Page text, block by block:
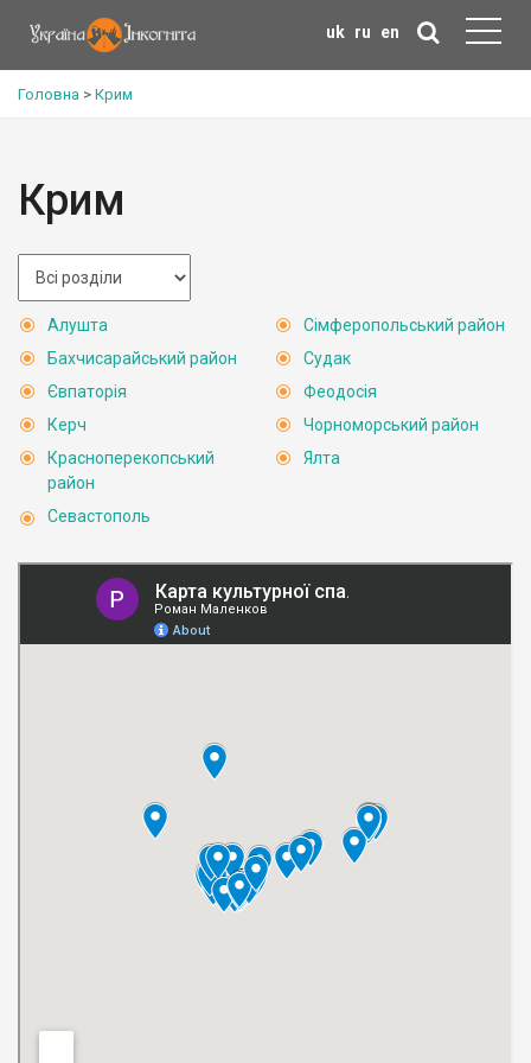
uk ru en
Головна > Крим
Крим
Алушта
Бахчисарайський район
Євпаторія
Керч
Красноперекопський
район
Севастополь
Сімферопольський район
Судак
Феодосія
Чорноморський район
Ялта